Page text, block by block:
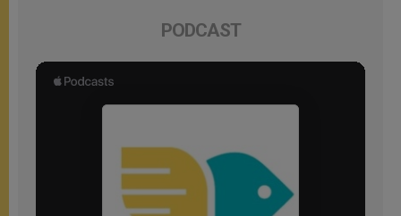
PODCAST